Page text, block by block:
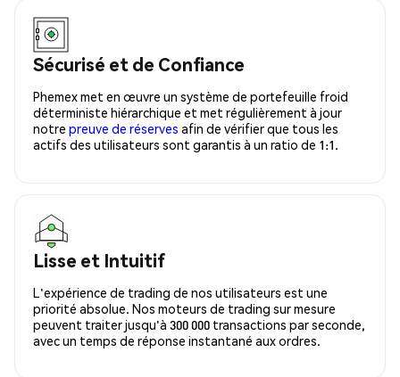
Sécurisé et de Confiance
Phemex met en œuvre un système de portefeuille froid
déterministe hiérarchique et met régulièrement à jour
notre preuve de réserves afin de vérifier que tous les
actifs des utilisateurs sont garantis à un ratio de 1:1.
Lisse et Intuitif
L'expérience de trading de nos utilisateurs est une
priorité absolue. Nos moteurs de trading sur mesure
peuvent traiter jusqu'à 300 000 transactions par seconde,
avec un temps de réponse instantané aux ordres.